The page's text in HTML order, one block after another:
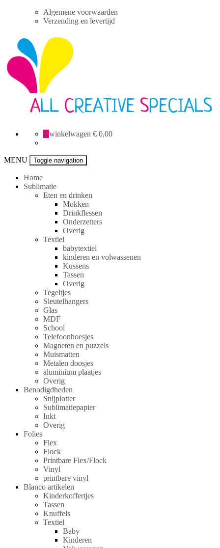
Algemene voorwaarden
Verzending en levertijd
Creative
0 winkelwagen € 0,00
MENU Toggle navigation
Home
Sublimatie
Eten en drinken
Mokken
Drinkflessen
Onderzetters
Overig
Textiel
babytextiel
kinderen en volwassenen
Kussens
Tassen
Overig
Tegeltjes
Sleutelhangers
Glas
MDF
School
Telefoonhoesjes
Magneten en puzzels
Muismatten
Metalen doosjes
aluminium plaatjes
Overig
Benodigdheden
Snijplotter
Sublimatiepapier
Inkt
Overig
Folies
Flex
Flock
Printbare Flex/Flock
Vinyl
printbare vinyl
Blanco artikelen
Kinderkoffertjes
Tassen
Knuffels
Textiel
Baby
Kinderen